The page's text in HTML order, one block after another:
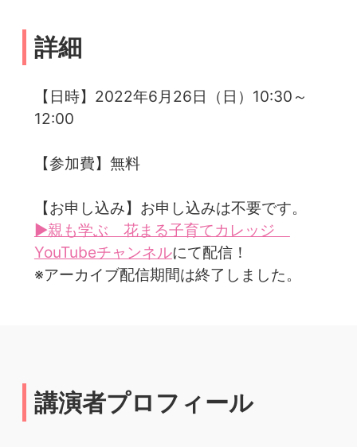
詳細
【日時】2022年6月26日（日）10:30～
12:00
【参加費】無料
【お申し込み】お申し込みは不要です。
▶親も学ぶ 花まる子育てカレッジ
YouTubeチャンネルにて配信！
※アーカイブ配信期間は終了しました。
講演者プロフィール